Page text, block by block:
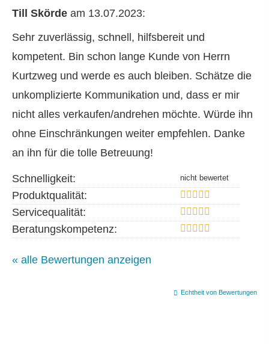
Till Skörde am 13.07.2023:
Sehr zuverlässig, schnell, hilfsbereit und
kompetent. Bin schon lange Kunde von Herrn
Kurtzweg und werde es auch bleiben. Schätze die
unkomplizierte Kommunikation und, dass er mir
nicht alles verkaufen/andrehen möchte. Würde ihn
ohne Einschränkungen weiter empfehlen. Danke
an ihn für die tolle Betreuung!
Schnelligkeit:
Produktqualität:
Servicequalität:
Beratungskompetenz:
« alle Bewertungen anzeigen
Echtheit von Bewertungen